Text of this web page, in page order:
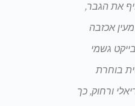
את הגבר,
אכזבה
גשמי
בוחרת
ורחוק, כך